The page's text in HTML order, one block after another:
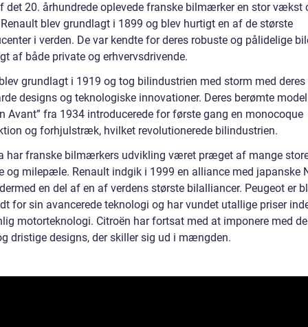
det 20. århundrede oplevede franske bilmærker en stor vækst
blev grundlagt i 1899 og blev hurtigt en af de største
i verden. De var kendte for deres robuste og pålidelige
af både private og erhvervsdrivende.
grundlagt i 1919 og tog bilindustrien med storm med deres
designs og teknologiske innovationer. Deres berømte model
Avant” fra 1934 introducerede for første gang en monocoque
og forhjulstræk, hvilket revolutionerede bilindustrien.
har franske bilmærkers udvikling været præget af mange
og milepæle. Renault indgik i 1999 en alliance med japanske
en del af en af verdens største bilalliancer. Peugeot er
for sin avancerede teknologi og har vundet utallige priser
motorteknologi. Citroën har fortsat med at imponere med
dristige designs, der skiller sig ud i mængden.